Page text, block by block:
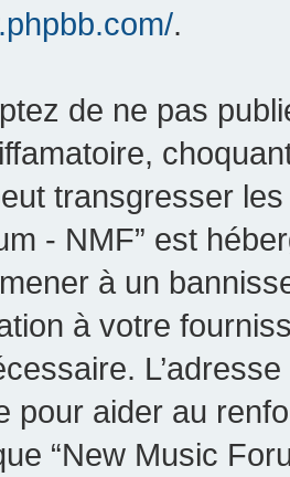
.
de ne pas
transgresser
- NMF” est
à un
à votre
pour aider au
“New Music